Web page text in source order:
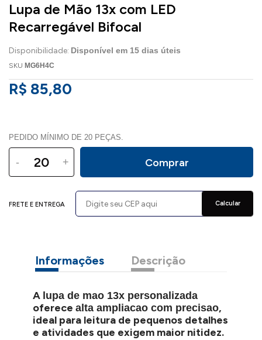
Lupa de Mão 13x com LED
Recarregável Bifocal
Disponibilidade: Disponível em 15 dias úteis
SKU MG6H4C
R$ 85,80
PEDIDO MÍNIMO DE 20 PEÇAS.
- + Comprar
FRETE E ENTREGA Calcular
Informações Descrição
A lupa de mao 13x personalizada
oferece alta ampliacao com precisao,
ideal para leitura de pequenos detalhes
e atividades que exigem maior nitidez.